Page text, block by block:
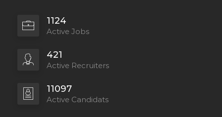
1124
Active Jobs
421
Active Recruiters
11097
Active Candidats